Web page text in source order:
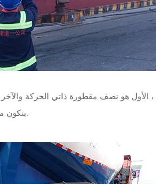
هو نصف مقطورة ذاتي الحركة والآخر